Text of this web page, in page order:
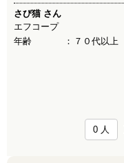
さび猫さん
エフコープ
年齢
７０代以上
0 人